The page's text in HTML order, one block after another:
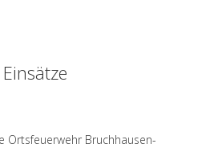
Ortsfeuerwehr Bruchhausen-